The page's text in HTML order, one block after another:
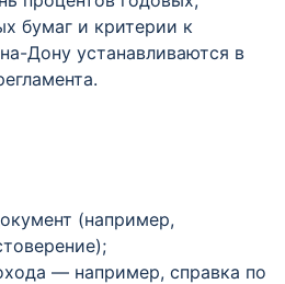
бумаг и критерии к
Дону устанавливаются в
(например,
— например, справка по